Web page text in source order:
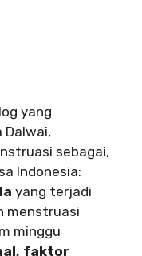
yang
Dalwai,
sebagai,
Indonesia:
yang terjadi
menstruasi
minggu
faktor